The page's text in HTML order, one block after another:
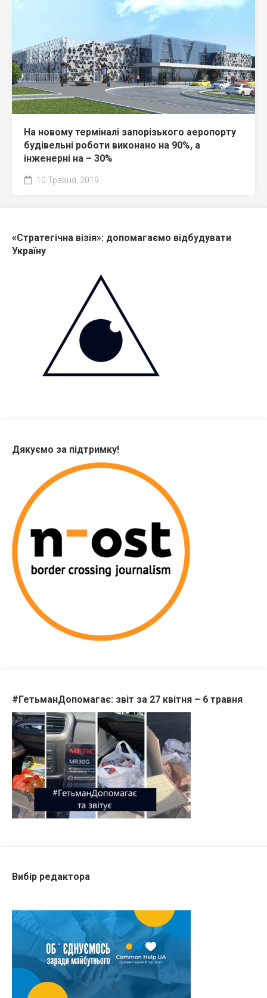
На новому терміналі запорізького аеропорту
будівельні роботи виконано на 90%, а
інженерні на – 30%
10 Травня, 2019
«Стратегічна візія»: допомагаємо відбудувати
Україну
Дякуємо за підтримку!
#ГетьманДопомагає: звіт за 27 квітня – 6 травня
Вибір редактора